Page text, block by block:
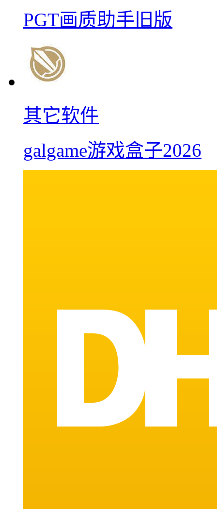
PGT画质助手旧版
其它软件
galgame游戏盒子2026